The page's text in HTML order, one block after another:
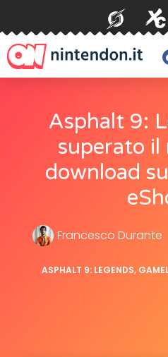
Asphalt 9:
superato il
download
Francesco Durante
ASPHALT 9: LEGENDS,